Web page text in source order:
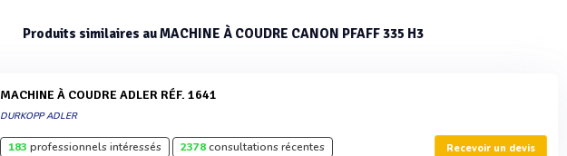
Produits similaires au MACHINE À COUDRE CANON PFAFF 335 H3
MACHINE À COUDRE ADLER RÉF. 1641
DURKOPP ADLER
183 professionnels intéressés 2378consultations récentes Recevoir un devis